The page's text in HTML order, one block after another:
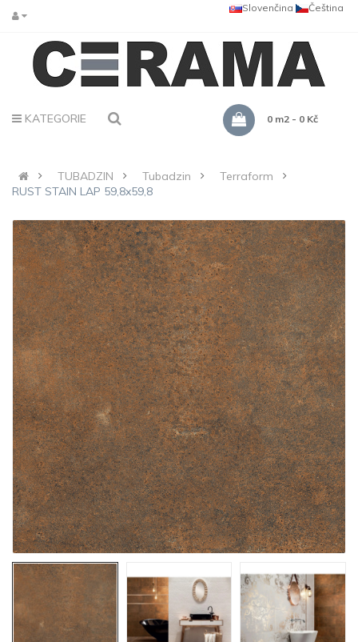
Čeština
Slovenčina
KATEGORIE 0 m2 - 0 Kč
TUBADZIN Tubadzin
Terraform
RUST STAIN LAP 59,8x59,8